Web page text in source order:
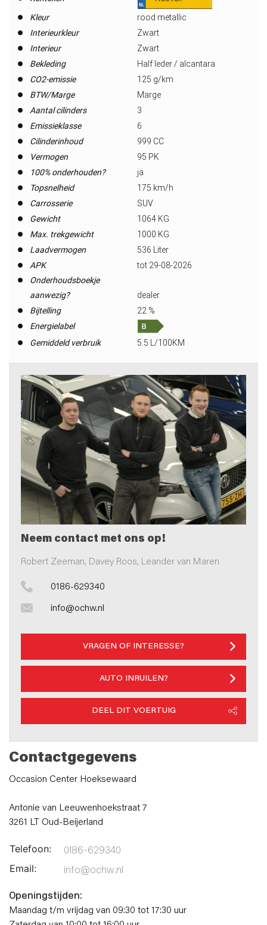
Kleur
rood metallic
Interieurkleur
Zwart
Interieur
Zwart
Bekleding
Half leder / alcantara
CO2-emissie
125 g/km
BTW/Marge
Marge
Aantal cilinders
3
Emissieklasse
6
Cilinderinhoud
999 CC
Vermogen
95 PK
100% onderhouden?
ja
Topsnelheid
175 km/h
Carrosserie
SUV
Gewicht
1064 KG
Max. trekgewicht
1000 KG
Laadvermogen
536 Liter
APK
tot 29-08-2026
Onderhoudsboekje
aanwezig?
dealer
Bijtelling
22 %
Energielabel
Gemiddeld verbruik
5.5 L/100KM
Neem contact met ons op!
Robert Zeeman, Davey Roos, Leander van Maren
0186-629340
info@ochw.nl
VRAGEN OF INTERESSE?
AUTO INRUILEN?
DEEL DIT VOERTUIG
Contactgegevens
Occasion Center Hoeksewaard
Antonie van Leeuwenhoekstraat 7
3261 LT Oud-Beijerland
Telefoon: 0186-629340
Email: info@ochw.nl
Openingstijden:
Maandag t/m vrijdag van 09:30 tot 17:30 uur